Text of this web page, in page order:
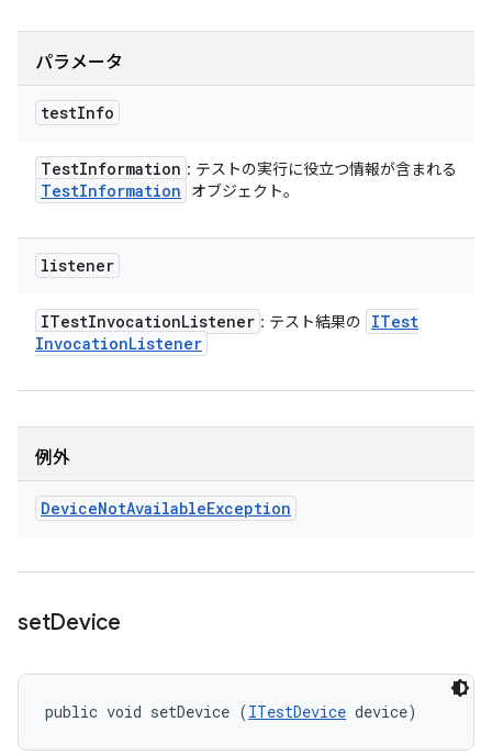
パラメータ
testInfo
TestInformation : テストの実行に役立つ情報が含まれる
TestInformation オブジェクト。
listener
ITestInvocationListener : テスト結果の
ITest
InvocationListener
例外
DeviceNotAvailableException
setDevice
public void setDevice (ITestDevice device)